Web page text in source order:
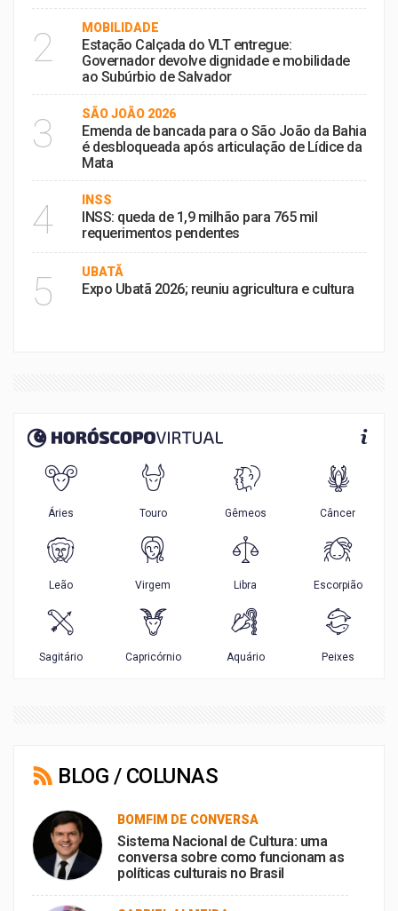
2 MOBILIDADE
Estação Calçada do VLT entregue:
Governador devolve dignidade e mobilidade
ao Subúrbio de Salvador
3 SÃO JOÃO 2026
Emenda de bancada para o São João da Bahia
é desbloqueada após articulação de Lídice da
Mata
4 INSS
INSS: queda de 1,9 milhão para 765 mil
requerimentos pendentes
5 UBATÃ
Expo Ubatã 2026; reuniu agricultura e cultura
BLOG / COLUNAS
BOMFIM DE CONVERSA
Sistema Nacional de Cultura: uma
conversa sobre como funcionam as
políticas culturais no Brasil